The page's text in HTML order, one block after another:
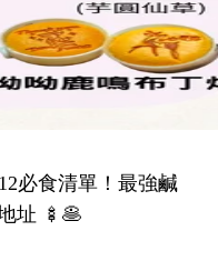
必食清單！最強鹹
址 🍢🥞